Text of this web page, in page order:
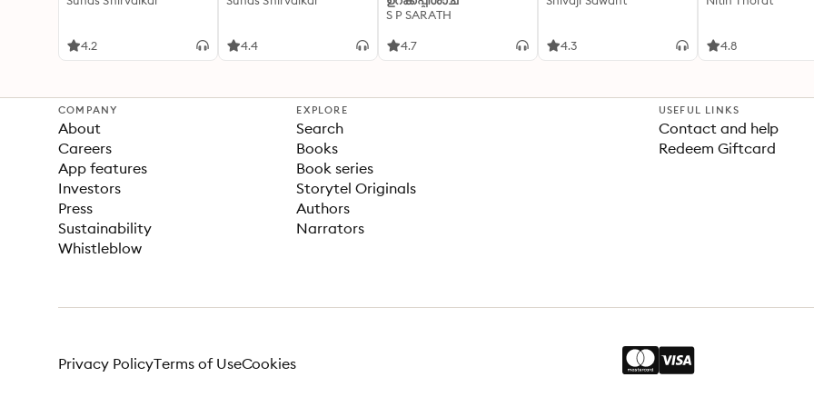
4.2 4.4
S P SARATH
4.7 4.3 4.8
COMPANY
About
Careers
App features
Investors
Press
Sustainability
Whistleblow
EXPLORE
Search
Books
Book series
Storytel Originals
Authors
Narrators
USEFUL LINKS
Contact and help
Redeem Giftcard
Privacy PolicyTerms of UseCookies